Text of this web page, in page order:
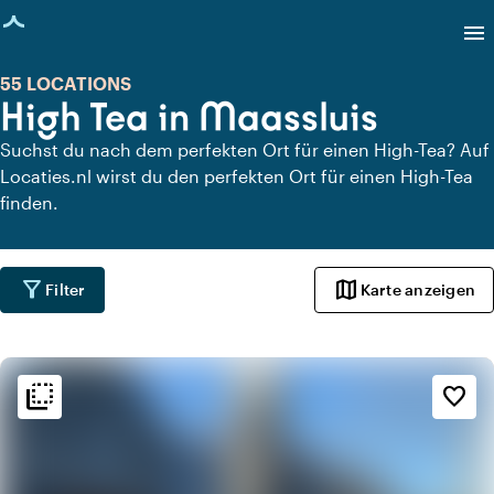
geladen
menu
High Tea in Maassluis
55 LOCATIONS
Suchst du nach dem perfekten Ort für einen High-Tea? Auf
Locaties.nl wirst du den perfekten Ort für einen High-Tea
finden.
filter_alt Filter map Karte anzeigen
flip_to_back favorite_border
flip_to_back Ambiente und Ästhetik
info
Industriell